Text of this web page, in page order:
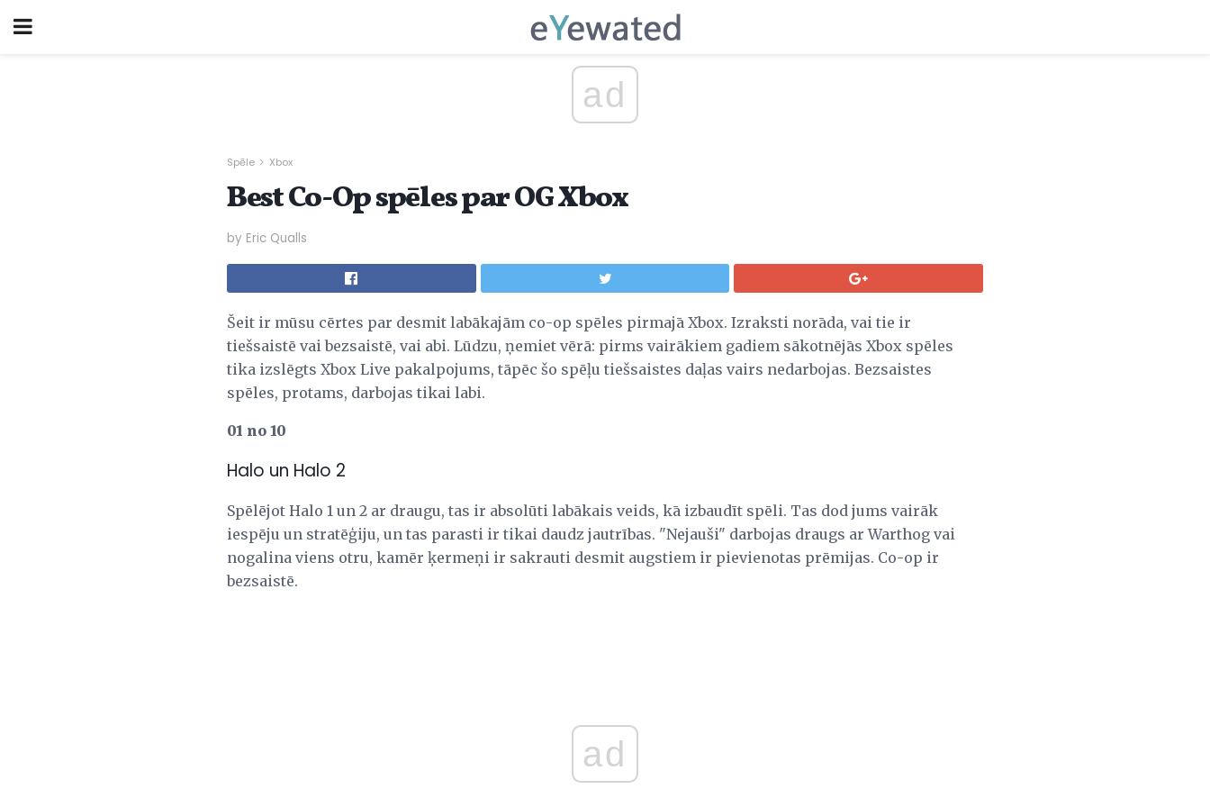
ad
Spēle Xbox
Best Co-Op spēles par OG Xbox
by Eric Qualls
Šeit ir mūsu cērtes par desmit labākajām co-op spēles pirmajā Xbox. Izraksti norāda, vai tie ir
tiešsaistē vai bezsaistē, vai abi. Lūdzu, ņemiet vērā: pirms vairākiem gadiem sākotnējās Xbox spēles
tika izslēgts Xbox Live pakalpojums, tāpēc šo spēļu tiešsaistes daļas vairs nedarbojas. Bezsaistes
spēles, protams, darbojas tikai labi.
01 no 10
Halo un Halo 2
Spēlējot Halo 1 un 2 ar draugu, tas ir absolūti labākais veids, kā izbaudīt spēli. Tas dod jums vairāk
iespēju un stratēģiju, un tas parasti ir tikai daudz jautrības. "Nejauši" darbojas draugs ar Warthog vai
nogalina viens otru, kamēr ķermeņi ir sakrauti desmit augstiem ir pievienotas prēmijas. Co-op ir
bezsaistē.
ad